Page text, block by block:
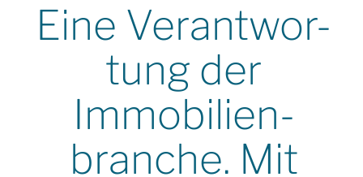
Eine Verantwor-
tung der
Immobilien-
branche. Mit